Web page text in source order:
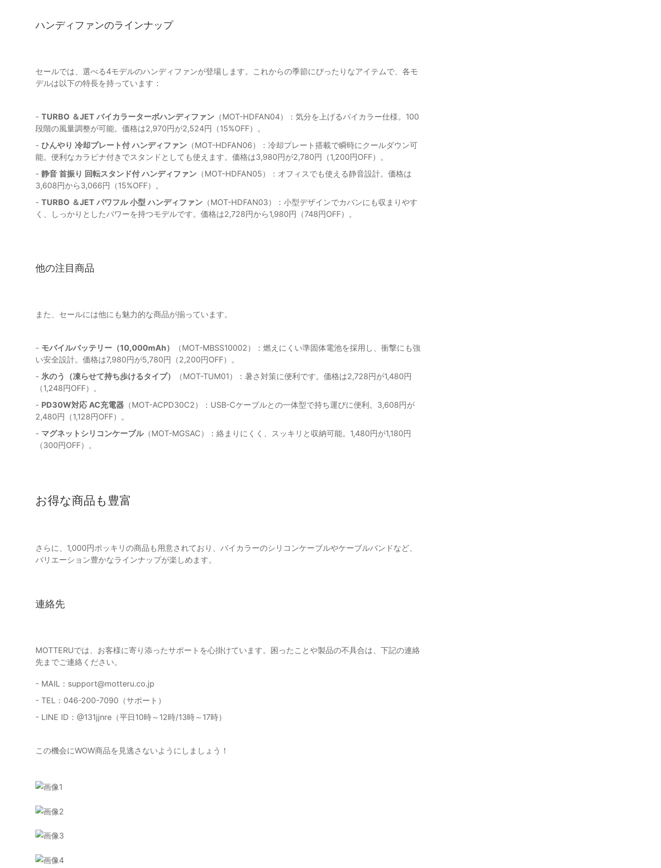
ハンディファンのラインナップ
セールでは、選べる4モデルのハンディファンが登場します。これからの季節にぴったりなアイテムで、各モ
デルは以下の特長を持っています：
- TURBO ＆JET バイカラーターボハンディファン （MOT-HDFAN04）：気分を上げるバイカラー仕様。100
段階の風量調整が可能。価格は2,970円が2,524円（15%OFF）。
- ひんやり 冷却プレート付 ハンディファン （MOT-HDFAN06）：冷却プレート搭載で瞬時にクールダウン可
能。便利なカラビナ付きでスタンドとしても使えます。価格は3,980円が2,780円（1,200円OFF）。
- 静音 首振り 回転スタンド付 ハンディファン （MOT-HDFAN05）：オフィスでも使える静音設計。価格は
3,608円から3,066円（15%OFF）。
- TURBO ＆JET パワフル 小型 ハンディファン （MOT-HDFAN03）：小型デザインでカバンにも収まりやす
く、しっかりとしたパワーを持つモデルです。価格は2,728円から1,980円（748円OFF）。
他の注目商品
また、セールには他にも魅力的な商品が揃っています。
- モバイルバッテリー（10,000mAh）
（MOT-MBSS10002）：燃えにくい準固体電池を採用し、衝撃にも強
い安全設計。価格は7,980円が5,780円（2,200円OFF）。
- 氷のう（凍らせて持ち歩けるタイプ）
（MOT-TUM01）：暑さ対策に便利です。価格は2,728円が1,480円
（1,248円OFF）。
- PD30W対応 AC充電器 （MOT-ACPD30C2）：USB-Cケーブルとの一体型で持ち運びに便利。3,608円が
2,480円（1,128円OFF）。
- マグネットシリコンケーブル（MOT-MGSAC）：絡まりにくく、スッキリと収納可能。1,480円が1,180円
（300円OFF）。
お得な商品も豊富
さらに、1,000円ポッキリの商品も用意されており、バイカラーのシリコンケーブルやケーブルバンドなど、
バリエーション豊かなラインナップが楽しめます。
連絡先
MOTTERUでは、お客様に寄り添ったサポートを心掛けています。困ったことや製品の不具合は、下記の連絡
先までご連絡ください。
- MAIL： support@motteru.co.jp
- TEL：046-200-7090（サポート）
- LINE ID：@131jjnre（平日10時～12時/13時～17時）
この機会にWOW商品を見逃さないようにしましょう！